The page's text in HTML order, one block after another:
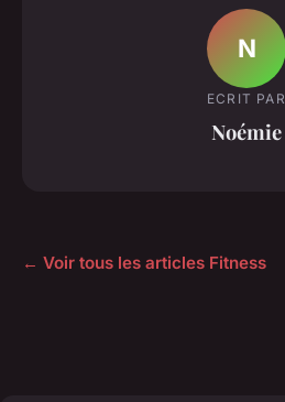
N
ECRIT PAR
Noémie
← Voir tous les articles Fitness